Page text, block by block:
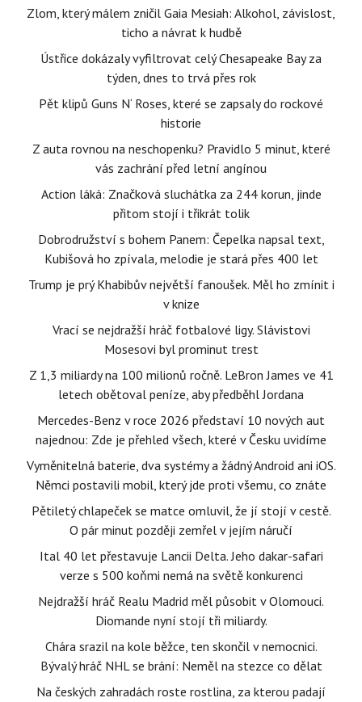
Zlom, který málem zničil Gaia Mesiah: Alkohol, závislost,
ticho a návrat k hudbě
Ústřice dokázaly vyfiltrovat celý Chesapeake Bay za
týden, dnes to trvá přes rok
Pět klipů Guns N‘ Roses, které se zapsaly do rockové
historie
Z auta rovnou na neschopenku? Pravidlo 5 minut, které
vás zachrání před letní angínou
Action láká: Značková sluchátka za 244 korun, jinde
přitom stojí i třikrát tolik
Dobrodružství s bohem Panem: Čepelka napsal text,
Kubišová ho zpívala, melodie je stará přes 400 let
Trump je prý Khabibův největší fanoušek. Měl ho zmínit i
v knize
Vrací se nejdražší hráč fotbalové ligy. Slávistovi
Mosesovi byl prominut trest
Z 1,3 miliardy na 100 milionů ročně. LeBron James ve 41
letech obětoval peníze, aby předběhl Jordana
Mercedes-Benz v roce 2026 představí 10 nových aut
najednou: Zde je přehled všech, které v Česku uvidíme
Vyměnitelná baterie, dva systémy a žádný Android ani iOS.
Němci postavili mobil, který jde proti všemu, co znáte
Pětiletý chlapeček se matce omluvil, že jí stojí v cestě.
O pár minut později zemřel v jejím náručí
Ital 40 let přestavuje Lancii Delta. Jeho dakar-safari
verze s 500 koňmi nemá na světě konkurenci
Nejdražší hráč Realu Madrid měl působit v Olomouci.
Diomande nyní stojí tři miliardy.
Chára srazil na kole běžce, ten skončil v nemocnici.
Bývalý hráč NHL se brání: Neměl na stezce co dělat
Na českých zahradách roste rostlina, za kterou padají